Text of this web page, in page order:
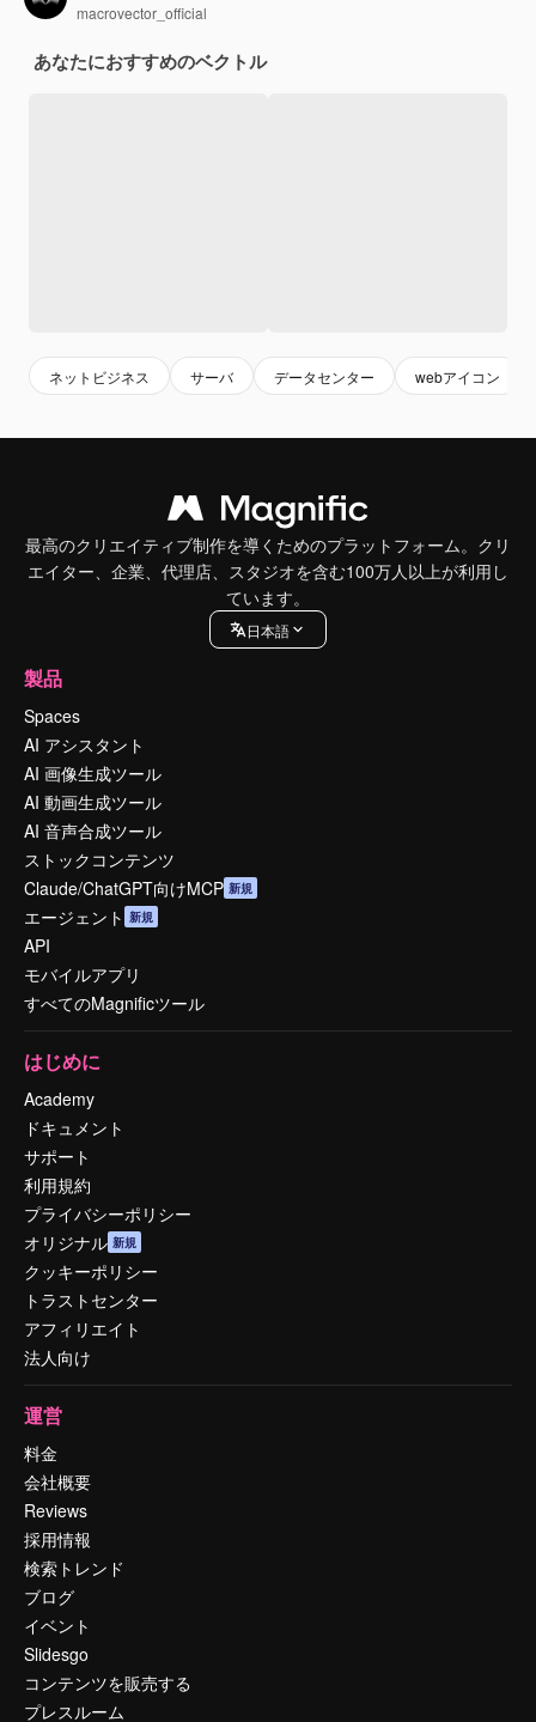
macrovector_official
あなたにおすすめのベクトル
ネットビジネス サーバ データセンター webアイコン
最高のクリエイティブ制作を導くためのプラットフォーム。クリ
エイター、企業、代理店、スタジオを含む100万人以上が利用し
ています。
日本語
製品
Spaces
AI アシスタント
AI 画像生成ツール
AI 動画生成ツール
AI 音声合成ツール
ストックコンテンツ
Claude/ChatGPT向けMCP 新規
エージェント 新規
API
モバイルアプリ
すべてのMagnificツール
はじめに
Academy
ドキュメント
サポート
利用規約
プライバシーポリシー
オリジナル 新規
クッキーポリシー
トラストセンター
アフィリエイト
法人向け
運営
料金
会社概要
Reviews
採用情報
検索トレンド
ブログ
イベント
Slidesgo
コンテンツを販売する
プレスルーム